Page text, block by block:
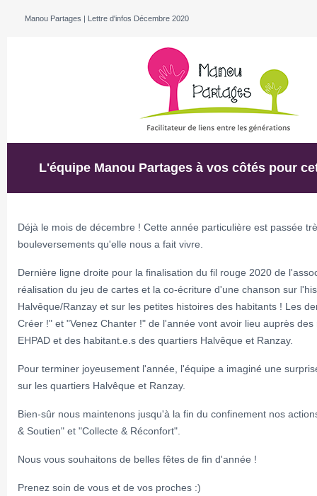
Manou Partages | Lettre d'infos Décembre 2020
L'équipe Manou Partages à vos côtés pour
Déjà le mois de décembre ! Cette année particulière est passée
bouleversements qu'elle nous a fait vivre.
Dernière ligne droite pour la finalisation du fil rouge 2020 de
réalisation du jeu de cartes et la co-écriture d'une chanson sur
Halvêque/Ranzay et sur les petites histoires des habitants ! Les
Créer !" et "Venez Chanter !" de l'année vont avoir lieu auprès des
EHPAD et des habitant.e.s des quartiers Halvêque et Ranzay.
Pour terminer joyeusement l'année, l'équipe a imaginé une
sur les quartiers Halvêque et Ranzay.
Bien-sûr nous maintenons jusqu'à la fin du confinement nos
& Soutien" et "Collecte & Réconfort".
Nous vous souhaitons de belles fêtes de fin d'année !
Prenez soin de vous et de vos proches :)